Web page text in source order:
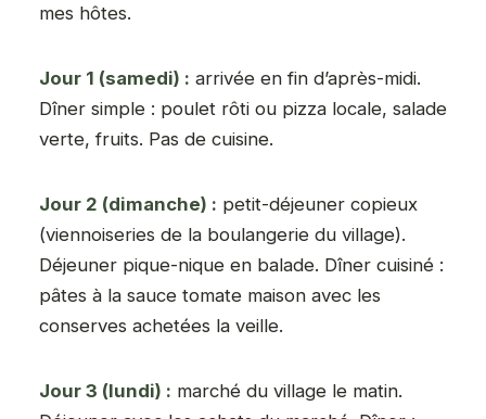
mes hôtes.
Jour 1 (samedi) : arrivée en fin d’après-midi.
Dîner simple : poulet rôti ou pizza locale, salade
verte, fruits. Pas de cuisine.
Jour 2 (dimanche) : petit-déjeuner copieux
(viennoiseries de la boulangerie du village).
Déjeuner pique-nique en balade. Dîner cuisiné :
pâtes à la sauce tomate maison avec les
conserves achetées la veille.
Jour 3 (lundi) : marché du village le matin.